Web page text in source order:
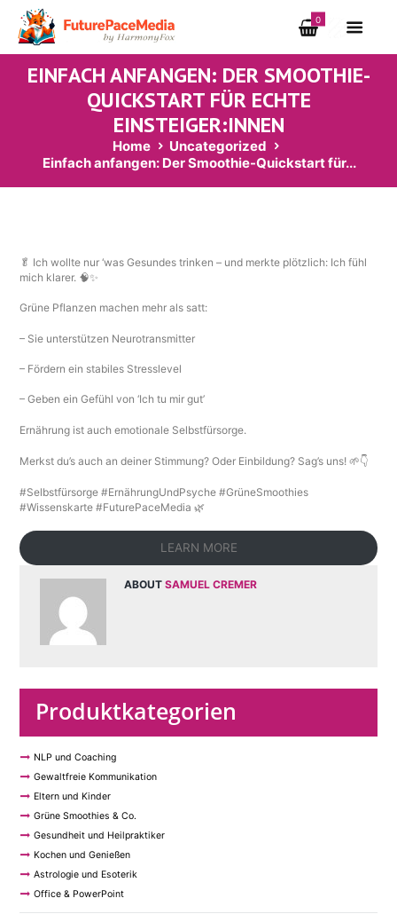
0
EINFACH ANFANGEN: DER SMOOTHIE-
QUICKSTART FÜR ECHTE
EINSTEIGER:INNEN
Home
Uncategorized
Einfach anfangen: Der Smoothie-Quickstart für...
🥬 Ich wollte nur ‘was Gesundes trinken – und merkte plötzlich: Ich fühl
mich klarer. 🧠✨
Grüne Pflanzen machen mehr als satt:
– Sie unterstützen Neurotransmitter
– Fördern ein stabiles Stresslevel
– Geben ein Gefühl von ‘Ich tu mir gut’
Ernährung ist auch emotionale Selbstfürsorge.
Merkst du’s auch an deiner Stimmung? Oder Einbildung? Sag’s uns! 🌱👇
#Selbstfürsorge #ErnährungUndPsyche #GrüneSmoothies
#Wissenskarte #FuturePaceMedia 🌿
LEARN MORE
ABOUT SAMUEL CREMER
Produktkategorien
NLP und Coaching
Gewaltfreie Kommunikation
Eltern und Kinder
Grüne Smoothies & Co.
Gesundheit und Heilpraktiker
Kochen und Genießen
Astrologie und Esoterik
Office & PowerPoint